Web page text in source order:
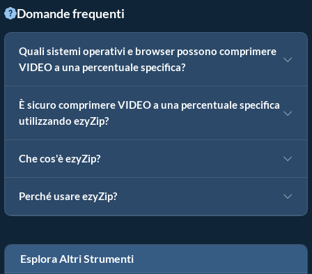
Domande frequenti
Quali sistemi operativi e browser possono comprimere
VIDEO a una percentuale specifica?
È sicuro comprimere VIDEO a una percentuale specifica
utilizzando ezyZip?
Che cos'è ezyZip?
Perché usare ezyZip?
Esplora Altri Strumenti